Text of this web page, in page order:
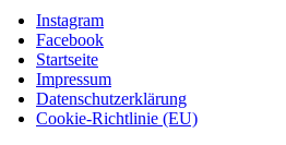
Instagram
Facebook
Startseite
Impressum
Datenschutzerklärung
Cookie-Richtlinie (EU)